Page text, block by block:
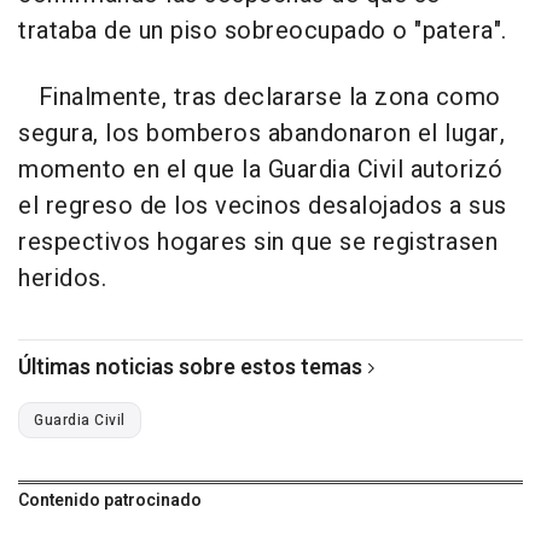
trataba de un piso sobreocupado o "patera".
Finalmente, tras declararse la zona como
segura, los bomberos abandonaron el lugar,
momento en el que la Guardia Civil autorizó
el regreso de los vecinos desalojados a sus
respectivos hogares sin que se registrasen
heridos.
Últimas noticias sobre estos temas
Guardia Civil
Contenido patrocinado